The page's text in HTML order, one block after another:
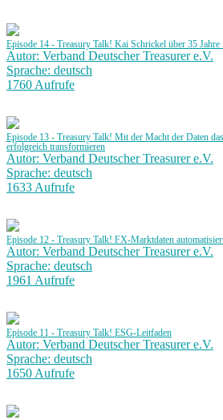
Episode 14 - Treasury Talk! Kai Schrickel über 35 Jahre
Autor: Verband Deutscher Treasurer e.V.
Sprache: deutsch
1760 Aufrufe
Episode 13 - Treasury Talk! Mit der Macht der Daten
erfolgreich transformieren
Autor: Verband Deutscher Treasurer e.V.
Sprache: deutsch
1633 Aufrufe
Episode 12 - Treasury Talk! FX-Marktdaten
Autor: Verband Deutscher Treasurer e.V.
Sprache: deutsch
1961 Aufrufe
Episode 11 - Treasury Talk! ESG-Leitfaden
Autor: Verband Deutscher Treasurer e.V.
Sprache: deutsch
1650 Aufrufe